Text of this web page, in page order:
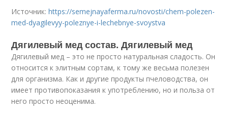
Источник:https://semejnayaferma.ru/novosti/chem-polezen-
med-dyagilevyy-poleznye-i-lechebnye-svoystva
Дягилевый мед состав. Дягилевый мед
Дягилевый мед – это не просто натуральная сладость. Он
относится к элитным сортам, к тому же весьма полезен
для организма. Как и другие продукты пчеловодства, он
имеет противопоказания к употреблению, но и польза от
него просто неоценима.